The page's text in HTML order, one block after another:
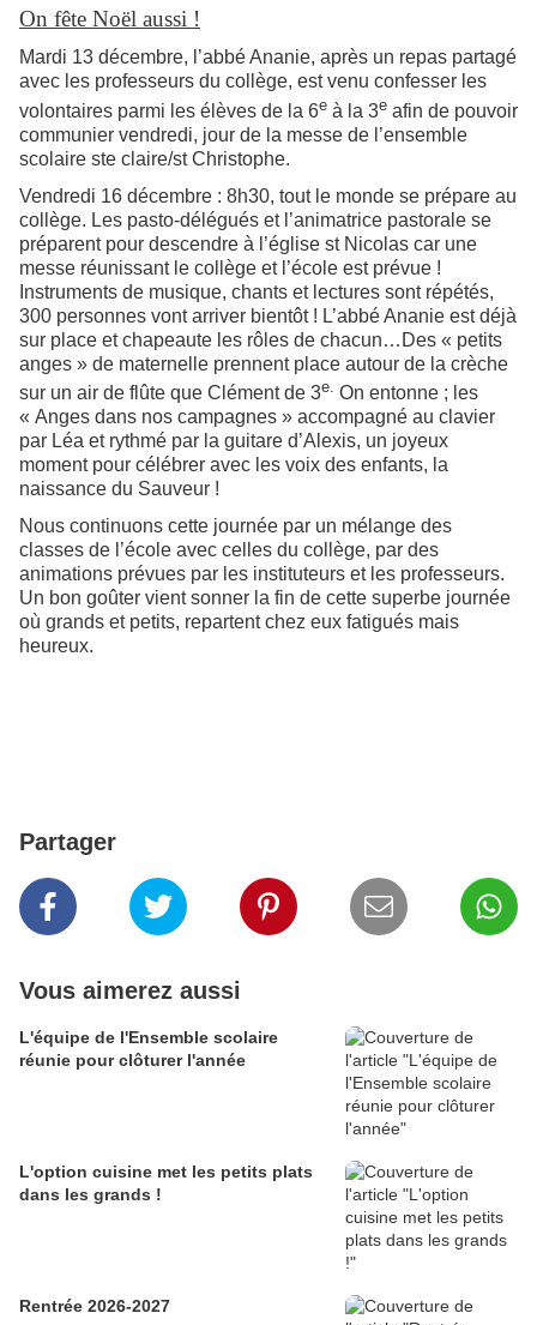
On fête Noël aussi !
Mardi 13 décembre, l’abbé Ananie, après un repas partagé
avec les professeurs du collège, est venu confesser les
volontaires parmi les élèves de la 6e à la 3e afin de pouvoir
communier vendredi, jour de la messe de l’ensemble
scolaire ste claire/st Christophe.
Vendredi 16 décembre : 8h30, tout le monde se prépare au
collège. Les pasto-délégués et l’animatrice pastorale se
préparent pour descendre à l’église st Nicolas car une
messe réunissant le collège et l’école est prévue !
Instruments de musique, chants et lectures sont répétés,
300 personnes vont arriver bientôt ! L’abbé Ananie est déjà
sur place et chapeaute les rôles de chacun…Des « petits
anges » de maternelle prennent place autour de la crèche
sur un air de flûte que Clément de 3e. On entonne ; les
« Anges dans nos campagnes » accompagné au clavier
par Léa et rythmé par la guitare d’Alexis, un joyeux
moment pour célébrer avec les voix des enfants, la
naissance du Sauveur !
Nous continuons cette journée par un mélange des
classes de l’école avec celles du collège, par des
animations prévues par les instituteurs et les professeurs.
Un bon goûter vient sonner la fin de cette superbe journée
où grands et petits, repartent chez eux fatigués mais
heureux.
Partager
Vous aimerez aussi
L'équipe de l'Ensemble scolaire
réunie pour clôturer l'année
L'option cuisine met les petits plats
dans les grands !
Rentrée 2026-2027